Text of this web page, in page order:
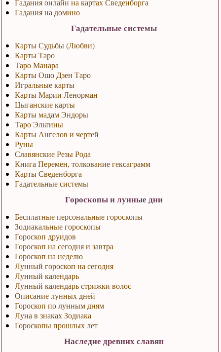
Гадания на домино
Гадательные системы
Карты Судьбы (Любви)
Карты Таро
Таро Манара
Карты Ошо Дзен Таро
Игральные карты
Карты Марии Ленорман
Цыганские карты
Карты мадам Эндоры
Таро Эльтины
Карты Ангелов и чертей
Руны
Славянские Резы Рода
Книга Перемен, толкование гексаграмм
Карты Сведенборга
Гадательные системы
Гороскопы и лунные дни
Бесплатные персональные гороскопы
Зодиакальные гороскопы
Гороскоп друидов
Гороскоп на сегодня и завтра
Гороскоп на неделю
Лунный гороскоп на сегодня
Лунный календарь
Лунный календарь стрижки волос
Описание лунных дней
Гороскоп по лунным дням
Луна в знаках Зодиака
Гороскопы прошлых лет
Наследие древних славян